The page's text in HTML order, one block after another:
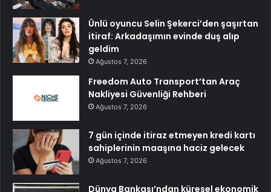
Ünlü oyuncu Selin Şekerci’den şaşırtan
itiraf: Arkadaşımın evinde duş alıp
geldim
Ağustos 7, 2026
Freedom Auto Transport’tan Araç
Nakliyesi Güvenliği Rehberi
Ağustos 7, 2026
7 gün içinde itiraz etmeyen kredi kartı
sahiplerinin maaşına haciz gelecek
Ağustos 7, 2026
Dünya Bankası’ndan küresel ekonomik